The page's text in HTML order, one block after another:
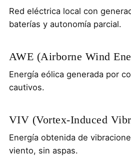
Red eléctrica local con
baterías y autonomía parcial.
AWE (Airborne Wind
Energía eólica generada por
cautivos.
VIV (Vortex-Induced
Energía obtenida de
viento, sin aspas.